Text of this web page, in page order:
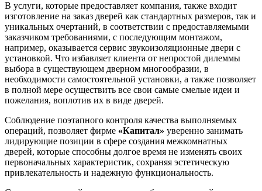
В услуги, которые предоставляет компания, также входит
изготовление на заказ дверей как стандартных размеров, так и
уникальных очертаний, в соответствии с предоставляемыми
заказчиком требованиями, с последующим монтажом,
например, оказывается сервис звукоизоляционные двери с
установкой. Что избавляет клиента от непростой дилеммы
выбора в существующем дверном многообразии, в
необходимости самостоятельной установки, а также позволяет
в полной мере осуществить все свои самые смелые идеи и
пожелания, воплотив их в виде дверей.
Соблюдение поэтапного контроля качества выполняемых
операций, позволяет фирме «Капитал» уверенно занимать
лидирующие позиции в сфере создания межкомнатных
дверей, которые способны долгое время не изменять своих
первоначальных характеристик, сохраняя эстетическую
привлекательность и надежную функциональность.